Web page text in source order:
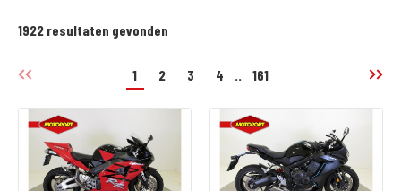
1922 resultaten gevonden
1 2 3 4 .. 161